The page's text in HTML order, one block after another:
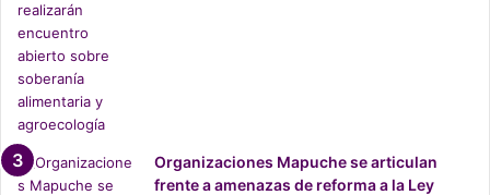
Organizaciones Mapuche se articulan
frente a amenazas de reforma a la Ley